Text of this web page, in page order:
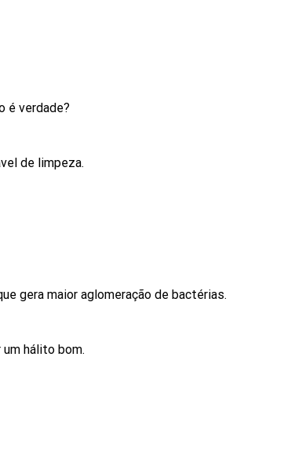
é verdade?
de limpeza.
gera maior aglomeração de bactérias.
hálito bom.